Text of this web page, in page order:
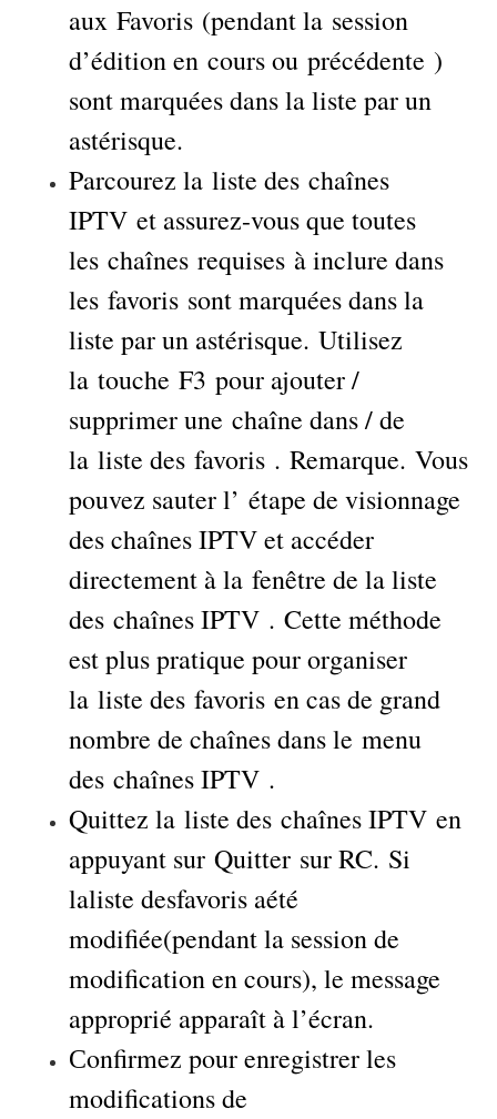
aux Favoris (pendant la session
d’édition en cours ou précédente )
sont marquées dans la liste par un
astérisque.
Parcourez la liste des chaînes
IPTV et assurez-vous que toutes
les chaînes requises à inclure dans
les favoris sont marquées dans la
liste par un astérisque. Utilisez
la touche F3 pour ajouter /
supprimer une chaîne dans / de
la liste des favoris . Remarque. Vous
pouvez sauter l’ étape de visionnage
des chaînes IPTV et accéder
directement à la fenêtre de la liste
des chaînes IPTV . Cette méthode
est plus pratique pour organiser
la liste des favoris en cas de grand
nombre de chaînes dans le menu
des chaînes IPTV .
Quittez la liste des chaînes IPTV en
appuyant sur Quitter sur RC. Si
laliste desfavoris aété
modifiée(pendant la session de
modification en cours), le message
approprié apparaît à l’écran.
Сonfirmez pour enregistrer les
modifications de